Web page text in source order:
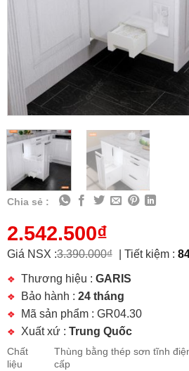
Chia sẻ :
2.542.500₫
Giá NSX :3.390.000₫ Tiết kiệm :
Thương hiệu : GARIS
Bảo hành : 24 tháng
Mã sản phẩm : GR04.30
Xuất xứ : Trung Quốc
Chất
liệu
Thùng bằng thép sơn tĩnh
cấp